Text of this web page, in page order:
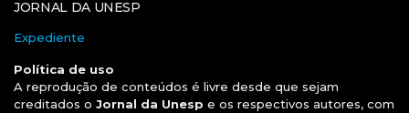
JORNAL DA UNESP
Expediente
Política de uso
A reprodução de conteúdos é livre desde que sejam
creditados o Jornal da Unesp e os respectivos autores, com